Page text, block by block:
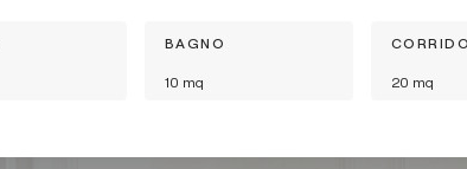
BAGNO
10 mq 20 mq